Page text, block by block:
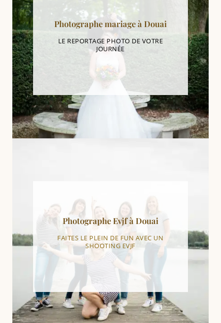
Photographe mariage à Douai
LE REPORTAGE PHOTO DE VOTRE
JOURNÉE
Photographe Evjf à Douai
FAITES LE PLEIN DE FUN AVEC UN
SHOOTING EVJF